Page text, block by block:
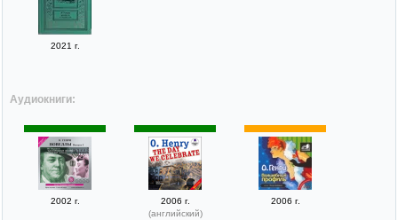
2021 г.
Аудиокниги:
2002 г.
2006 г.
(английский)
2006 г.